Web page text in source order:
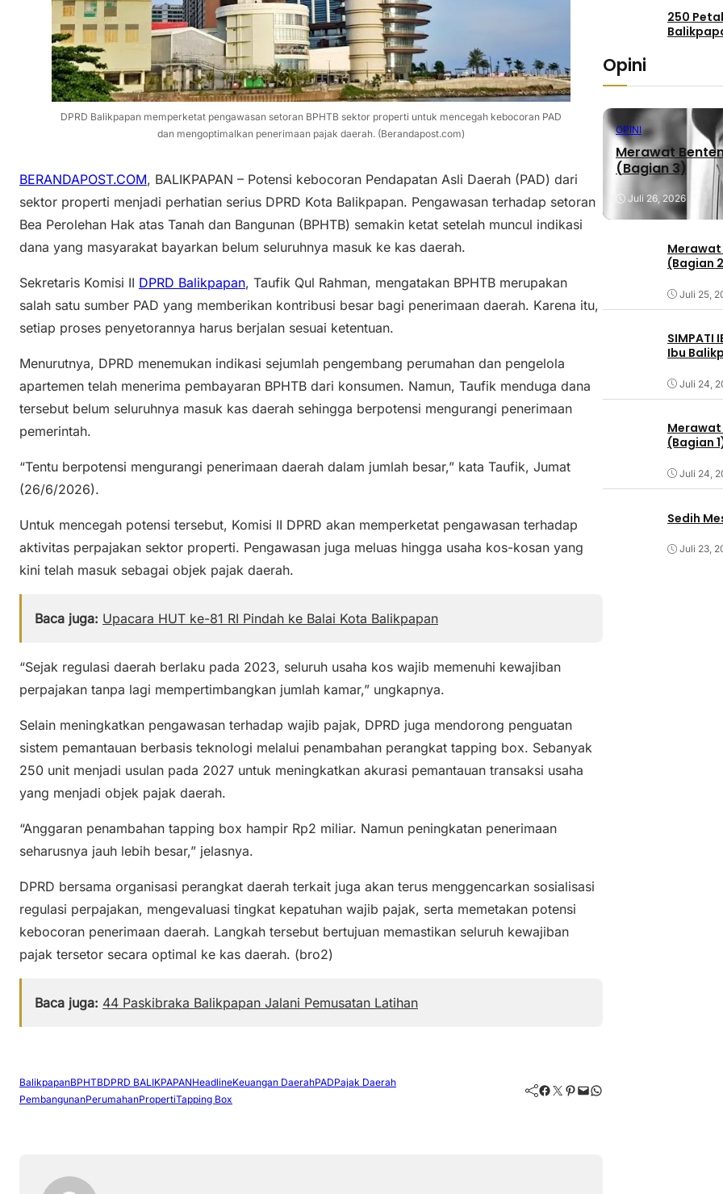
DPRD Balikpapan memperketat pengawasan setoran BPHTB sektor properti untuk mencegah kebocoran PAD
dan mengoptimalkan penerimaan pajak daerah. (Berandapost.com)
BERANDAPOST.COM, BALIKPAPAN – Potensi kebocoran Pendapatan Asli Daerah (PAD) dari
sektor properti menjadi perhatian serius DPRD Kota Balikpapan. Pengawasan terhadap setoran
Bea Perolehan Hak atas Tanah dan Bangunan (BPHTB) semakin ketat setelah muncul indikasi
dana yang masyarakat bayarkan belum seluruhnya masuk ke kas daerah.
Sekretaris Komisi II DPRD Balikpapan, Taufik Qul Rahman, mengatakan BPHTB merupakan
salah satu sumber PAD yang memberikan kontribusi besar bagi penerimaan daerah. Karena itu,
setiap proses penyetorannya harus berjalan sesuai ketentuan.
Menurutnya, DPRD menemukan indikasi sejumlah pengembang perumahan dan pengelola
apartemen telah menerima pembayaran BPHTB dari konsumen. Namun, Taufik menduga dana
tersebut belum seluruhnya masuk kas daerah sehingga berpotensi mengurangi penerimaan
pemerintah.
“Tentu berpotensi mengurangi penerimaan daerah dalam jumlah besar,” kata Taufik, Jumat
(26/6/2026).
Untuk mencegah potensi tersebut, Komisi II DPRD akan memperketat pengawasan terhadap
aktivitas perpajakan sektor properti. Pengawasan juga meluas hingga usaha kos-kosan yang
kini telah masuk sebagai objek pajak daerah.
Baca juga: Upacara HUT ke-81 RI Pindah ke Balai Kota Balikpapan
“Sejak regulasi daerah berlaku pada 2023, seluruh usaha kos wajib memenuhi kewajiban
perpajakan tanpa lagi mempertimbangkan jumlah kamar,” ungkapnya.
Selain meningkatkan pengawasan terhadap wajib pajak, DPRD juga mendorong penguatan
sistem pemantauan berbasis teknologi melalui penambahan perangkat tapping box. Sebanyak
250 unit menjadi usulan pada 2027 untuk meningkatkan akurasi pemantauan transaksi usaha
yang menjadi objek pajak daerah.
“Anggaran penambahan tapping box hampir Rp2 miliar. Namun peningkatan penerimaan
seharusnya jauh lebih besar,” jelasnya.
DPRD bersama organisasi perangkat daerah terkait juga akan terus menggencarkan sosialisasi
regulasi perpajakan, mengevaluasi tingkat kepatuhan wajib pajak, serta memetakan potensi
kebocoran penerimaan daerah. Langkah tersebut bertujuan memastikan seluruh kewajiban
pajak tersetor secara optimal ke kas daerah. (bro2)
Baca juga: 44 Paskibraka Balikpapan Jalani Pemusatan Latihan
BalikpapanBPHTBDPRD BALIKPAPANHeadlineKeuangan DaerahPADPajak Daerah
PembangunanPerumahanPropertiTapping Box
Facebook Twitter Pinterest Mail WhatsApp
250
Opini
OPINI
Merawat
(Bagian 3)
Juli 26, 2026
Merawat
(Bagian
Juli 25,
SIMPATI
Ibu
Juli 24,
Merawat
(Bagian
Juli 24,
Sedih
Juli 23,